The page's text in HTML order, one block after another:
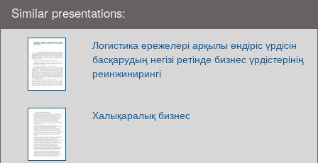
Similar presentations:
Логистика ережелері арқылы өндіріс үрдісін
басқарудың негізі ретінде бизнес үрдістерінің
реинжинирингі
Халықаралық бизнес